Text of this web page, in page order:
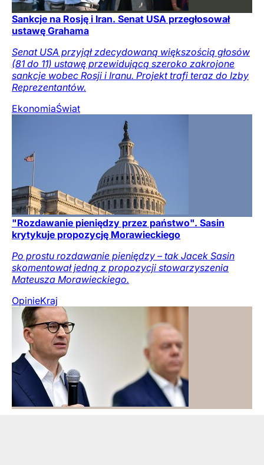
Sankcje na Rosję i Iran. Senat USA przegłosował
ustawę Grahama
Senat USA przyjął zdecydowaną większością głosów
(81 do 11) ustawę przewidującą szeroko zakrojone
sankcje wobec Rosji i Iranu. Projekt trafi teraz do Izby
Reprezentantów.
EkonomiaŚwiat
"Rozdawanie pieniędzy przez państwo". Sasin
krytykuje propozycję Morawieckiego
Po prostu rozdawanie pieniędzy – tak Jacek Sasin
skomentował jedną z propozycji stowarzyszenia
Mateusza Morawieckiego.
OpinieKraj